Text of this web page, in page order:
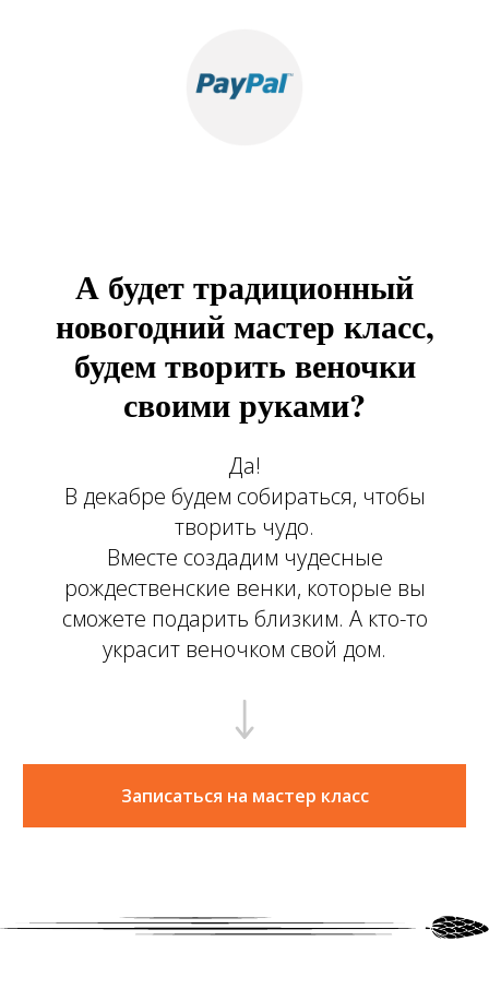
А будет традиционный
новогодний мастер класс,
будем творить веночки
своими руками?
Да!
В декабре будем собираться, чтобы
творить чудо.
Вместе создадим чудесные
рождественские венки, которые вы
сможете подарить близким. А кто-то
украсит веночком свой дом.
Записаться на мастер класс